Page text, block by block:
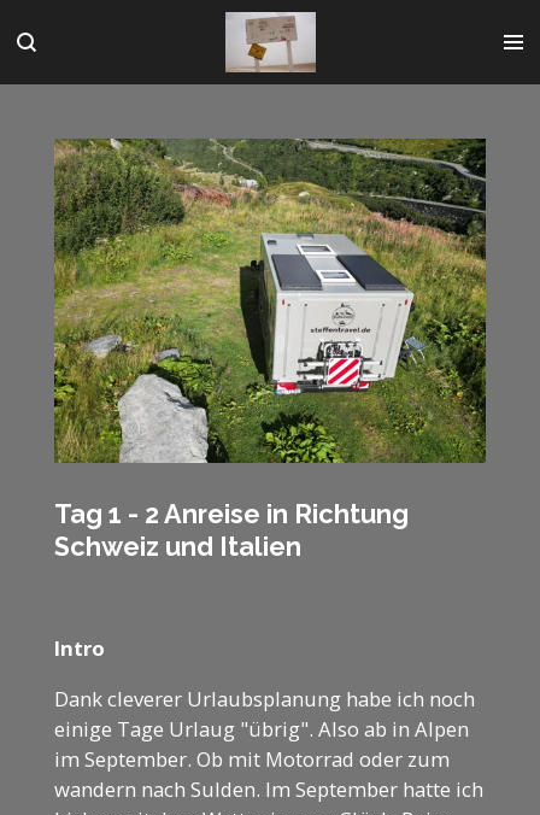
Hauptinhalt
springen
Tag 1 - 2 Anreise in Richtung
Schweiz und Italien
Intro
Dank cleverer Urlaubsplanung habe ich noch
einige Tage Urlaug "übrig". Also ab in Alpen
im September. Ob mit Motorrad oder zum
wandern nach Sulden. Im September hatte ich